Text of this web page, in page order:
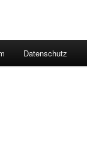
Datenschutz